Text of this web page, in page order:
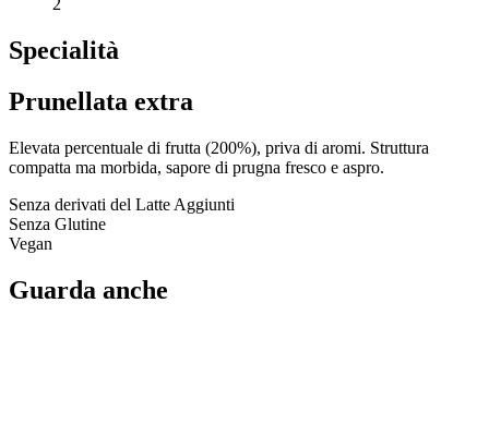
2
Specialità
Prunellata extra
Elevata percentuale di frutta (200%), priva di aromi. Struttura
compatta ma morbida, sapore di prugna fresco e aspro.
Senza derivati del Latte Aggiunti
Senza Glutine
Vegan
Guarda anche